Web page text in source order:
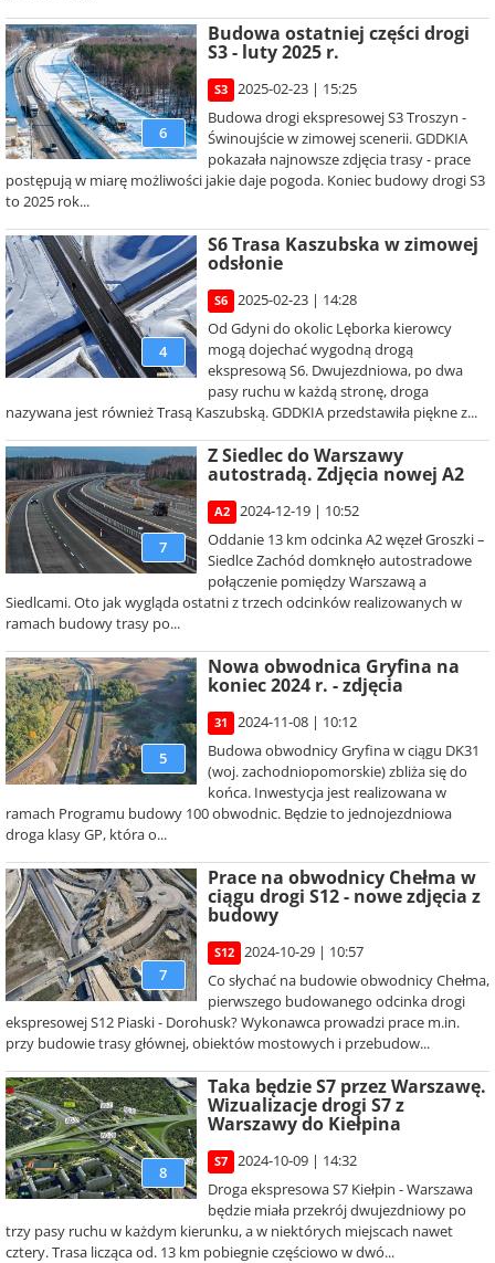
6
Budowa ostatniej części drogi
S3 - luty 2025 r.
S3
2025-02-23 | 15:25
Budowa drogi ekspresowej S3 Troszyn -
Świnoujście w zimowej scenerii. GDDKIA
pokazała najnowsze zdjęcia trasy - prace
postępują w miarę możliwości jakie daje pogoda. Koniec budowy drogi S3
to 2025 rok...
4
S6 Trasa Kaszubska w zimowej
odsłonie
S6
2025-02-23 | 14:28
Od Gdyni do okolic Lęborka kierowcy
mogą dojechać wygodną drogą
ekspresową S6. Dwujezdniowa, po dwa
pasy ruchu w każdą stronę, droga
nazywana jest również Trasą Kaszubską. GDDKIA przedstawiła piękne z...
7
Z Siedlec do Warszawy
autostradą. Zdjęcia nowej A2
A2
2024-12-19 | 10:52
Oddanie 13 km odcinka A2 węzeł Groszki –
Siedlce Zachód domknęło autostradowe
połączenie pomiędzy Warszawą a
Siedlcami. Oto jak wygląda ostatni z trzech odcinków realizowanych w
ramach budowy trasy po...
5
Nowa obwodnica Gryfina na
koniec 2024 r. - zdjęcia
31
2024-11-08 | 10:12
Budowa obwodnicy Gryfina w ciągu DK31
(woj. zachodniopomorskie) zbliża się do
końca. Inwestycja jest realizowana w
ramach Programu budowy 100 obwodnic. Będzie to jednojezdniowa
droga klasy GP, która o...
7
Prace na obwodnicy Chełma w
ciągu drogi S12 - nowe zdjęcia z
budowy
S12
2024-10-29 | 10:57
Co słychać na budowie obwodnicy Chełma,
pierwszego budowanego odcinka drogi
ekspresowej S12 Piaski - Dorohusk? Wykonawca prowadzi prace m.in.
przy budowie trasy głównej, obiektów mostowych i przebudow...
8
Taka będzie S7 przez Warszawę.
Wizualizacje drogi S7 z
Warszawy do Kiełpina
S7
2024-10-09 | 14:32
Droga ekspresowa S7 Kiełpin - Warszawa
będzie miała przekrój dwujezdniowy po
trzy pasy ruchu w każdym kierunku, a w niektórych miejscach nawet
cztery. Trasa licząca od. 13 km pobiegnie częściowo w dwó...